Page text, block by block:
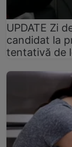
UPDATE Zi
candidat la
tentativă de